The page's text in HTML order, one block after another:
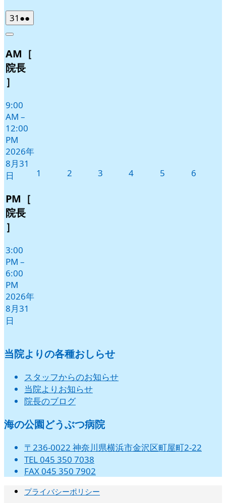
31 2026
年
月
31
日
●●
件
イ
Close
AM［
院長
］
9:00
AM –
12:00
PM
2026年
8月31
日
PM［
院長
］
3:00
PM –
6:00
PM
2026年
8月31
日
1 2 3 42026
5 6
当院よりの各種おしらせ
スタッフからのお知らせ
当院よりお知らせ
院長のブログ
海の公園どうぶつ病院
〒236-0022 神奈川県横浜市金沢区町屋町2-22
TEL 045 350 7038
FAX 045 350 7902
プライバシーポリシー